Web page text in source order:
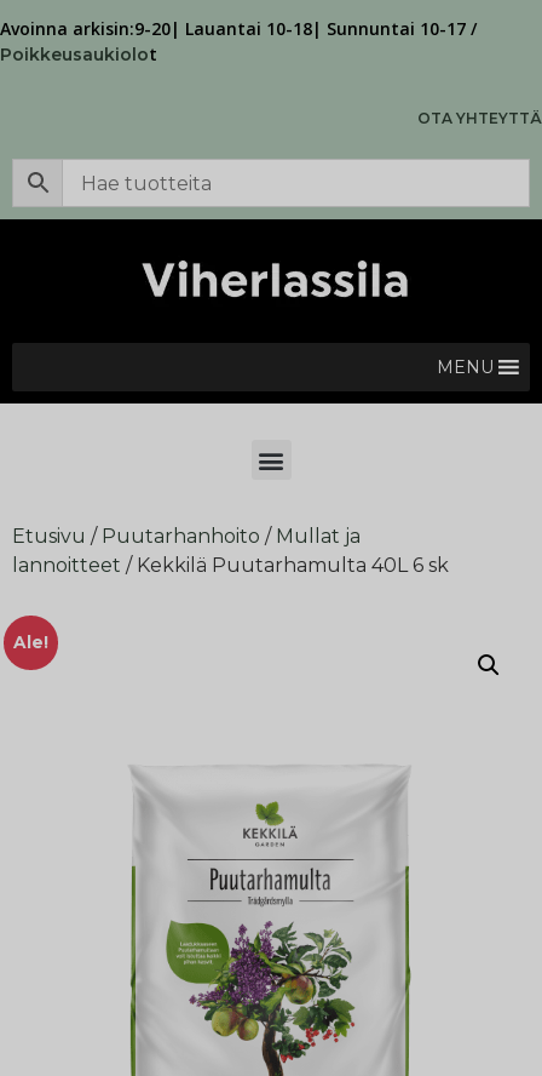
Avoinna arkisin:9-20| Lauantai 10-18| Sunnuntai 10-17 /
Poikkeusaukiolot
OTA YHTEYTTÄ
MENU
Etusivu / Puutarhanhoito / Mullat ja
lannoitteet / Kekkilä Puutarhamulta 40L 6 sk
Ale!